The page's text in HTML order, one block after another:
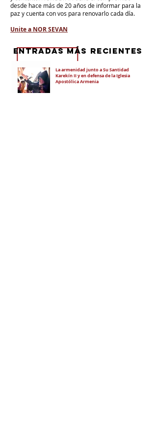
desde hace más de 20 años de informar para la
paz y cuenta con vos para renovarlo cada día.
Unite a NOR SEVAN
La armenidad junto a Su Santidad
Karekín II y en defensa de la Iglesia
Apostólica Armenia
eNTRADAS MÁS RECIENTES